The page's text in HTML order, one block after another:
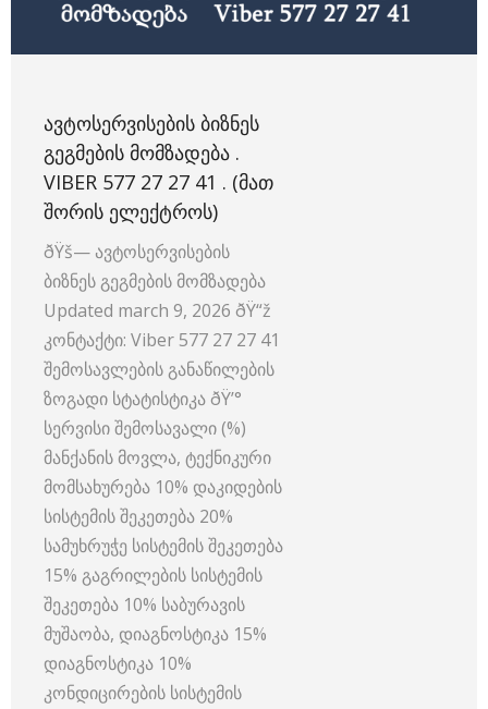
ᲐᲕᲢᲝᲡᲔᲠᲕᲘᲡᲔᲑᲘᲡ ᲑᲘᲖᲜᲔᲡ
ᲒᲔᲒᲛᲔᲑᲘᲡ ᲛᲝᲛᲖᲐᲓᲔᲑᲐ .
VIBER 577 27 27 41 . (ᲛᲐᲗ
ᲨᲝᲠᲘᲡ ᲔᲚᲔᲥᲢᲠᲝᲡ)
ðŸš— ავტოსერვისების
ბიზნეს გეგმების მომზადება
Updated march 9, 2026 ðŸ“ž
კონტაქტი: Viber 577 27 27 41
შემოსავლების განაწილების
ზოგადი სტატისტიკა ðŸ’°
სერვისი შემოსავალი (%)
მანქანის მოვლა, ტექნიკური
მომსახურება 10% დაკიდების
სისტემის შეკეთება 20%
სამუხრუჭე სისტემის შეკეთება
15% გაგრილების სისტემის
შეკეთება 10% საბურავის
მუშაობა, დიაგნოსტიკა 15%
დიაგნოსტიკა 10%
კონდიცირების სისტემის